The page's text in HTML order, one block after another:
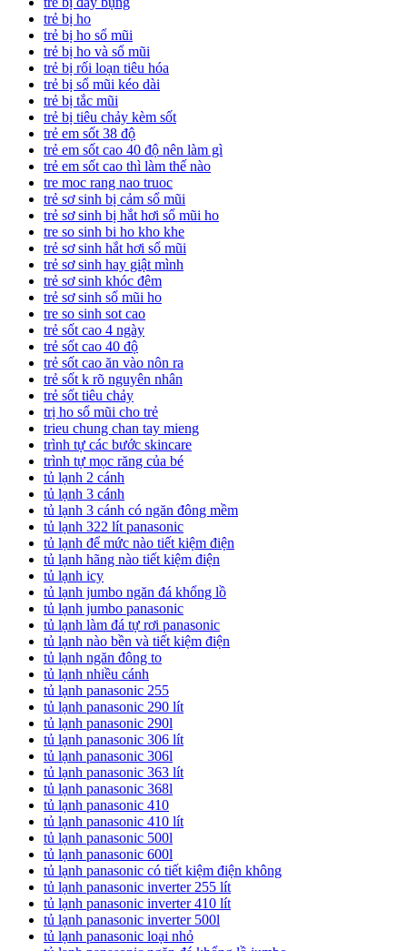
trẻ bị ho
trẻ bị ho sổ mũi
trẻ bị ho và sổ mũi
trẻ bị rối loạn tiêu hóa
trẻ bị sổ mũi kéo dài
trẻ bị tắc mũi
trẻ bị tiêu chảy kèm sốt
trẻ em sốt 38 độ
trẻ em sốt cao 40 độ nên làm gì
trẻ em sốt cao thì làm thế nào
tre moc rang nao truoc
trẻ sơ sinh bị cảm sổ mũi
trẻ sơ sinh bị hắt hơi sổ mũi ho
tre so sinh bi ho kho khe
trẻ sơ sinh hắt hơi sổ mũi
trẻ sơ sinh hay giật mình
trẻ sơ sinh khóc đêm
trẻ sơ sinh sổ mũi ho
tre so sinh sot cao
trẻ sốt cao 4 ngày
trẻ sốt cao 40 độ
trẻ sốt cao ăn vào nôn ra
trẻ sốt k rõ nguyên nhân
trẻ sốt tiêu chảy
trị ho sổ mũi cho trẻ
trieu chung chan tay mieng
trình tự các bước skincare
trình tự mọc răng của bé
tủ lạnh 2 cánh
tủ lạnh 3 cánh
tủ lạnh 3 cánh có ngăn đông mềm
tủ lạnh 322 lít panasonic
tủ lạnh để mức nào tiết kiệm điện
tủ lạnh hãng nào tiết kiệm điện
tủ lạnh icy
tủ lạnh jumbo ngăn đá khổng lồ
tủ lạnh jumbo panasonic
tủ lạnh làm đá tự rơi panasonic
tủ lạnh nào bền và tiết kiệm điện
tủ lạnh ngăn đông to
tủ lạnh nhiều cánh
tủ lạnh panasonic 255
tủ lạnh panasonic 290 lít
tủ lạnh panasonic 290l
tủ lạnh panasonic 306 lít
tủ lạnh panasonic 306l
tủ lạnh panasonic 363 lít
tủ lạnh panasonic 368l
tủ lạnh panasonic 410
tủ lạnh panasonic 410 lít
tủ lạnh panasonic 500l
tủ lạnh panasonic 600l
tủ lạnh panasonic có tiết kiệm điện không
tủ lạnh panasonic inverter 255 lít
tủ lạnh panasonic inverter 410 lít
tủ lạnh panasonic inverter 500l
tủ lạnh panasonic loại nhỏ